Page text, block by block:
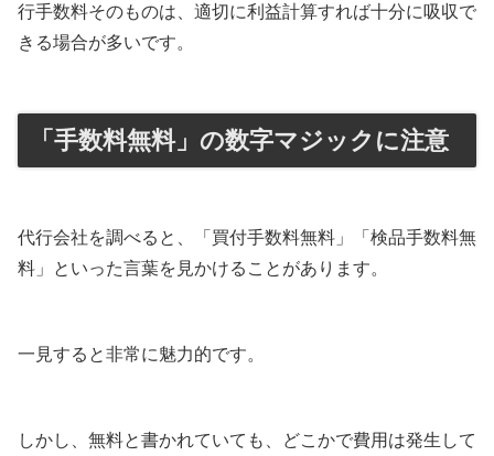
行手数料そのものは、適切に利益計算すれば十分に吸収で
きる場合が多いです。
「手数料無料」の数字マジックに注意
代行会社を調べると、「買付手数料無料」「検品手数料無
料」といった言葉を見かけることがあります。
一見すると非常に魅力的です。
しかし、無料と書かれていても、どこかで費用は発生して